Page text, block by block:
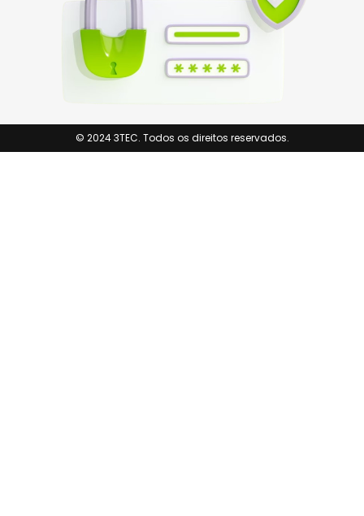
© 2024 3TEC. Todos os direitos reservados.